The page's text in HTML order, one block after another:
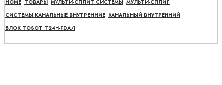
HOME ТОВАРЫ МУЛЬТИ-СПЛИТ СИСТЕМЫ МУЛЬТИ-СПЛИТ
СИСТЕМЫ КАНАЛЬНЫЕ ВНУТРЕННИЕ КАНАЛЬНЫЙ ВНУТРЕННИЙ
БЛОК TOSOT T24H-FDA/I